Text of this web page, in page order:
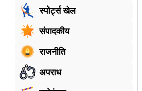
स्पोर्ट्स खेल
संपादकीय
राजनीति
अपराध